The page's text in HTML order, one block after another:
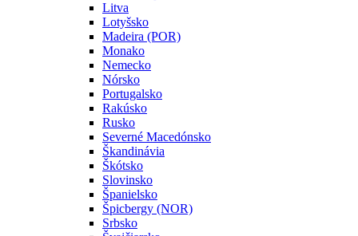
Litva
Lotyšsko
Madeira (POR)
Monako
Nemecko
Nórsko
Portugalsko
Rakúsko
Rusko
Severné Macedónsko
Škandinávia
Škótsko
Slovinsko
Španielsko
Špicbergy (NOR)
Srbsko